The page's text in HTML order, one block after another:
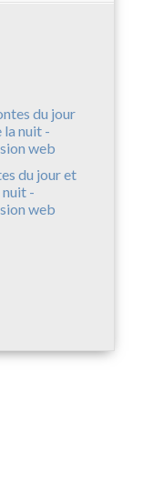
du jour et
nuit -
web